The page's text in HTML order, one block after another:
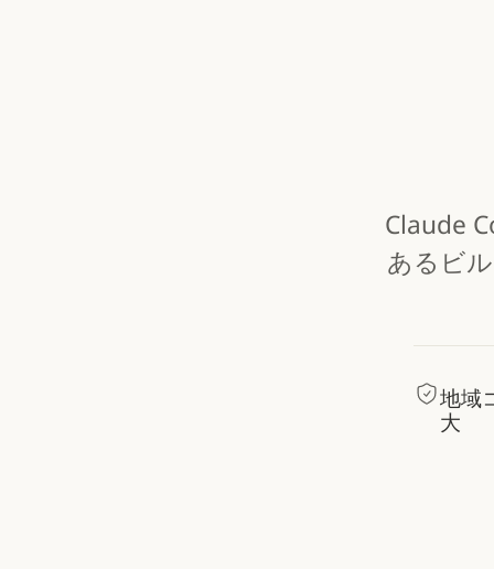
Claude
あるビ
地域
大